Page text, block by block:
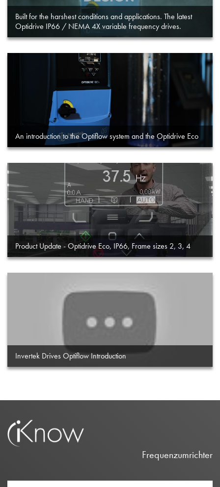
Built for the harshest conditions and applications. The latest
Optidrive IP66 / NEMA 4X variable frequency drives.
An introduction to the Optiflow system and the Optidrive Eco
Product Update - Optidrive Eco, IP66, Frame sizes 2, 3, 4
Invertek Drives Optiflow Introduction
Frequenzumrichter